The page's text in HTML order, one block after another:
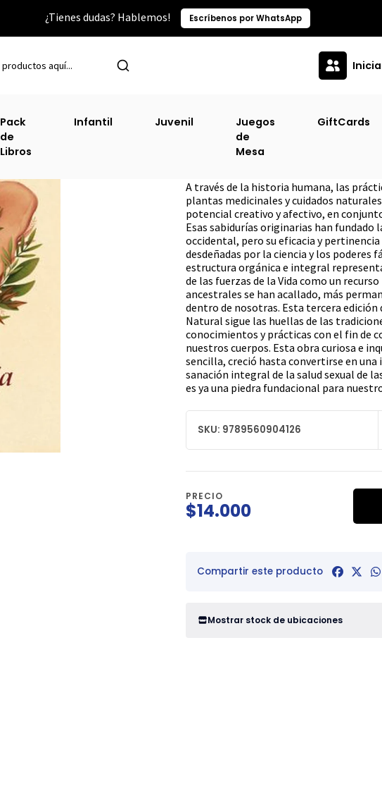
¿Tienes dudas? Hablemos! Escríbenos por WhatsApp
Pack
de
Libros
Infantil Juvenil
Juegos
de
Mesa
GiftCards
Ginecología Natural
A través de la historia humana, las
plantas medicinales y cuidados
potencial creativo y afectivo, en
Esas sabidurías originarias han fundado
occidental, pero su eficacia y
desdeñadas por la ciencia y los poderes
estructura orgánica e integral
de las fuerzas de la Vida como un
ancestrales se han acallado, más
dentro de nosotras. Esta tercera
Natural sigue las huellas de las
conocimientos y prácticas con el fin de
nuestros cuerpos. Esta obra curiosa e
sencilla, creció hasta convertirse en
sanación integral de la salud sexual de
es ya una piedra fundacional para
SKU: 9789560904126
PRECIO
$14.000
Compartir este producto
Mostrar stock de ubicaciones